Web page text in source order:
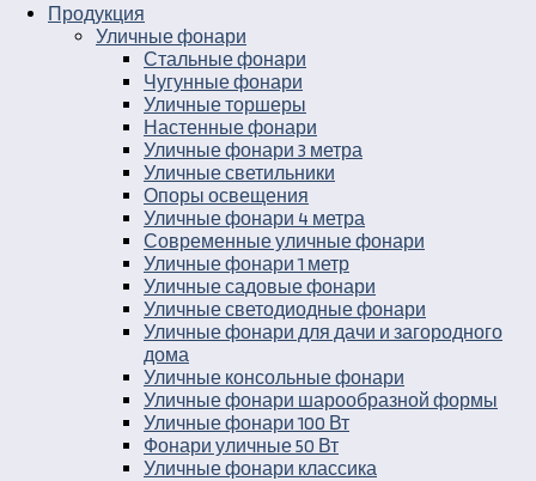
Продукция
Уличные фонари
Стальные фонари
Чугунные фонари
Уличные торшеры
Настенные фонари
Уличные фонари 3 метра
Уличные светильники
Опоры освещения
Уличные фонари 4 метра
Современные уличные фонари
Уличные фонари 1 метр
Уличные садовые фонари
Уличные светодиодные фонари
Уличные фонари для дачи и загородного
дома
Уличные консольные фонари
Уличные фонари шарообразной формы
Уличные фонари 100 Вт
Фонари уличные 50 Вт
Уличные фонари классика